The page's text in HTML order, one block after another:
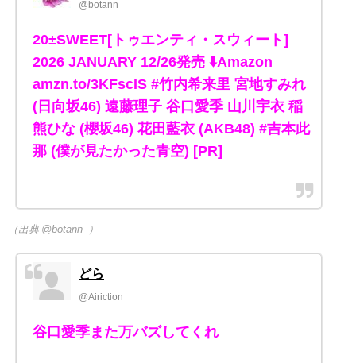
@botann_
20±SWEET[トゥエンティ・スウィート]
2026 JANUARY 12/26発売 ⬇️Amazon
amzn.to/3KFscIS #竹内希来里 宮地すみれ
(日向坂46) 遠藤理子 谷口愛季 山川宇衣 稲
熊ひな (櫻坂46) 花田藍衣 (AKB48) #吉本此
那 (僕が見たかった青空) [PR]
（出典 @botann_）
どら
@Airiction
谷口愛季また万バズしてくれ